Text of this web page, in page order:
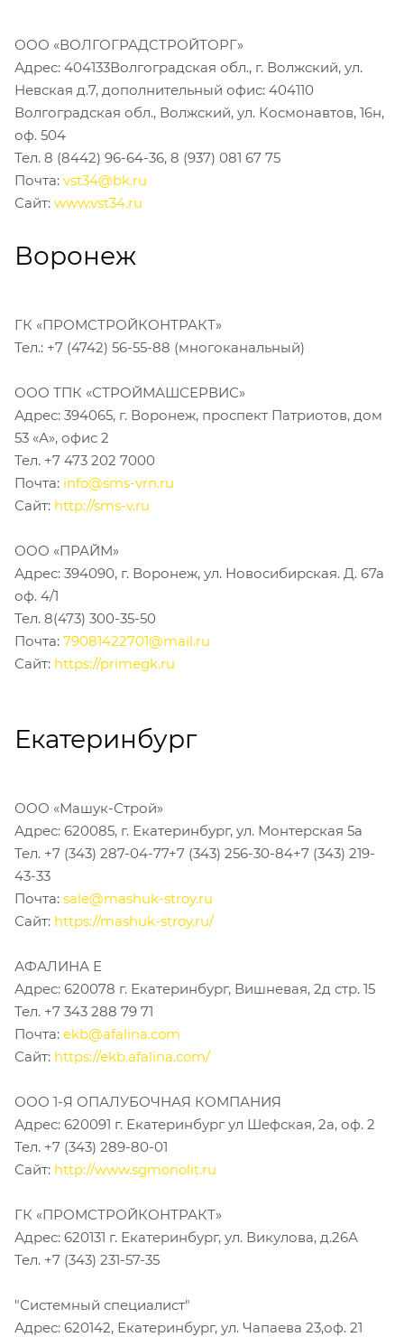
ООО «ВОЛГОГРАДСТРОЙТОРГ»
Адрес: 404133Волгоградская обл., г. Волжский, ул.
Невская д.7, дополнительный офис: 404110
Волгоградская обл., Волжский, ул. Космонавтов, 16н,
оф. 504
Тел. 8 (8442) 96-64-36, 8 (937) 081 67 75
Почта: vst34@bk.ru
Сайт: www.vst34.ru
Воронеж
ГК «ПРОМСТРОЙКОНТРАКТ»
Тел.: +7 (4742) 56-55-88 (многоканальный)
ООО ТПК «СТРОЙМАШСЕРВИС»
Адрес: 394065, г. Воронеж, проспект Патриотов, дом
53 «А», офис 2
Тел. +7 473 202 7000
Почта: info@sms-vrn.ru
Сайт: http://sms-v.ru
ООО «ПРАЙМ»
Адрес: 394090, г. Воронеж, ул. Новосибирская. Д. 67а
оф. 4/1
Тел. 8(473) 300-35-50
Почта: 79081422701@mail.ru
Сайт: https://primegk.ru
Екатеринбург
ООО «Машук-Строй»
Адрес: 620085, г. Екатеринбург, ул. Монтерская 5а
Тел. +7 (343) 287-04-77+7 (343) 256-30-84+7 (343) 219-
43-33
Почта: sale@mashuk-stroy.ru
Сайт: https://mashuk-stroy.ru/
АФАЛИНА Е
Адрес: 620078 г. Екатеринбург, Вишневая, 2д стр. 15
Тел. +7 343 288 79 71
Почта: ekb@afalina.com
Сайт: https://ekb.afalina.com/
ООО 1-Я ОПАЛУБОЧНАЯ КОМПАНИЯ
Адрес: 620091 г. Екатеринбург ул Шефская, 2а, оф. 2
Тел. +7 (343) 289-80-01
Сайт: http://www.sgmonolit.ru
ГК «ПРОМСТРОЙКОНТРАКТ»
Адрес: 620131 г. Екатеринбург, ул. Викулова, д.26А
Тел. +7 (343) 231-57-35
"Системный специалист"
Адрес: 620142, Екатеринбург, ул. Чапаева 23,оф. 21